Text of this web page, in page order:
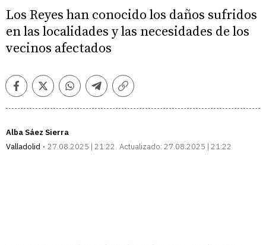
Los Reyes han conocido los daños sufridos
en las localidades y las necesidades de los
vecinos afectados
FacebookTwitterWhatsappTelegramCopiar
Alba Sáez Sierra
Valladolid
27.08.2025 | 21:22 Actualizado: 27.08.2025 | 21:22